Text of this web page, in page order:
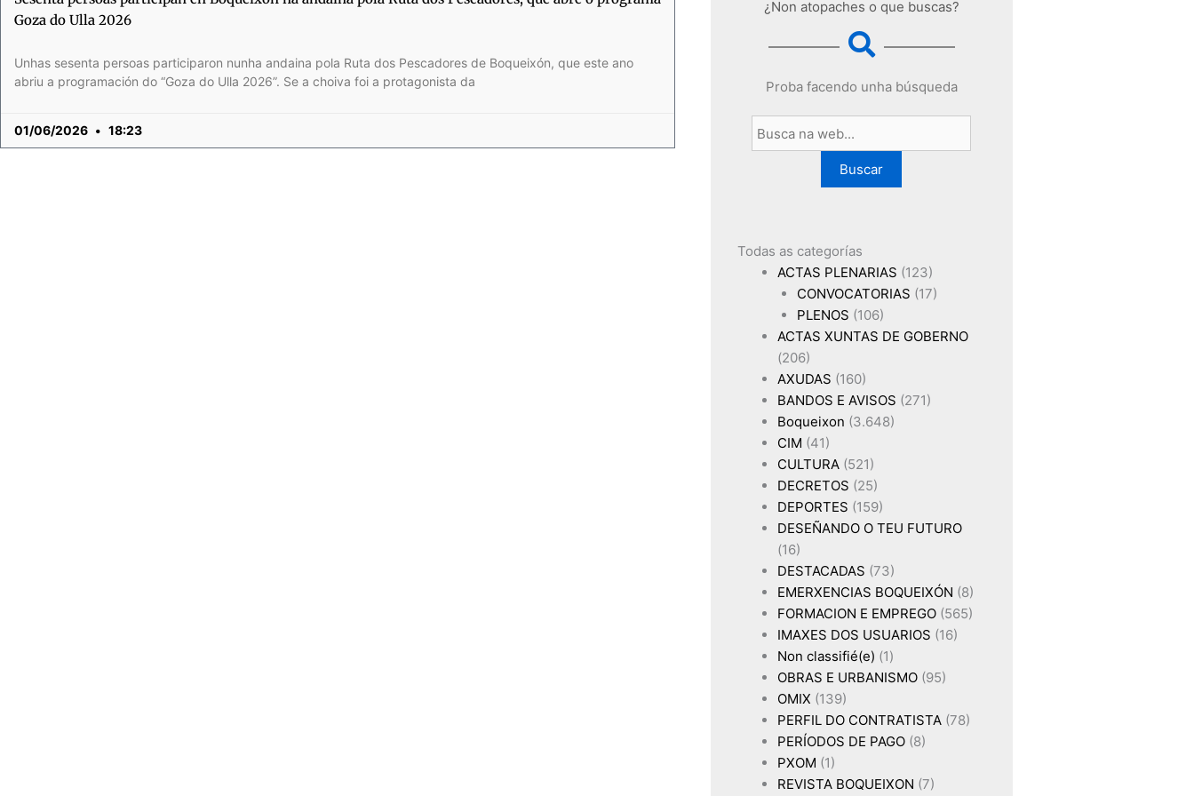
Goza do Ulla 2026
Unhas sesenta persoas participaron nunha andaina pola Ruta dos Pescadores de Boqueixón, que este ano
abriu a programación do “Goza do Ulla 2026”. Se a choiva foi a protagonista da
01/06/2026 18:23
¿Non atopaches o que buscas?
Proba facendo unha búsqueda
Buscar
Todas as categorías
ACTAS PLENARIAS (123)
CONVOCATORIAS (17)
PLENOS (106)
ACTAS XUNTAS DE GOBERNO
(206)
AXUDAS (160)
BANDOS E AVISOS (271)
Boqueixon (3.648)
CIM (41)
CULTURA(521)
DECRETOS (25)
DEPORTES (159)
DESEÑANDO O TEU FUTURO
(16)
DESTACADAS (73)
EMERXENCIAS BOQUEIXÓN (8)
FORMACION E EMPREGO(565)
IMAXES DOS USUARIOS (16)
Non classifié(e) (1)
OBRAS E URBANISMO(95)
OMIX (139)
PERFIL DO CONTRATISTA(78)
PERÍODOS DE PAGO(8)
PXOM (1)
REVISTA BOQUEIXON (7)